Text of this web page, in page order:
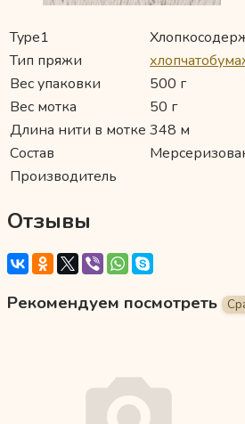
Type1
Тип пряжи
Вес упаковки
500 г
Вес мотка
50 г
Длина нити в мотке 348 м
Состав
Производитель
Отзывы
Рекомендуем посмотреть